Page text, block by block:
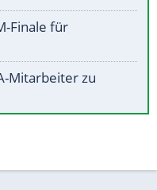
Finale für
Mitarbeiter zu